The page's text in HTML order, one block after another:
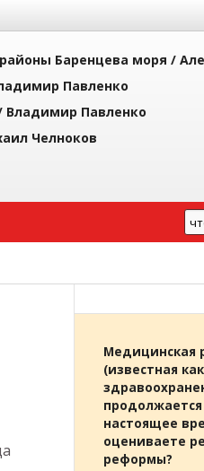
Баренцева моря /
Павленко
Владимир Павленко
Челноков
Медицинская
(известная
продолжается
настоящее
оцениваете
реформы?